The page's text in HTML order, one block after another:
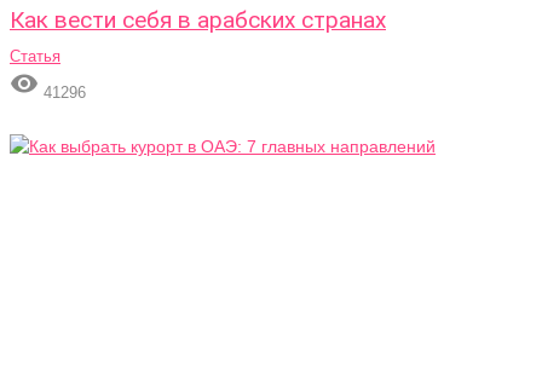
Как вести себя в арабских странах
Статья
 41296